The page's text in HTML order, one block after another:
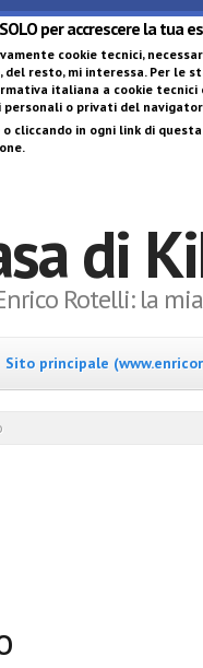
per accrescere la tua
cookie tecnici,
del resto, mi interessa. Per le
italiana a cookie tecnici
o privati del
cliccando in ogni link di
di
Rotelli: la
Sito principale